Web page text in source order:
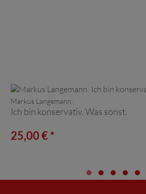
Markus Langemann:
Ich bin konservativ. Was sonst.
25,00 € *